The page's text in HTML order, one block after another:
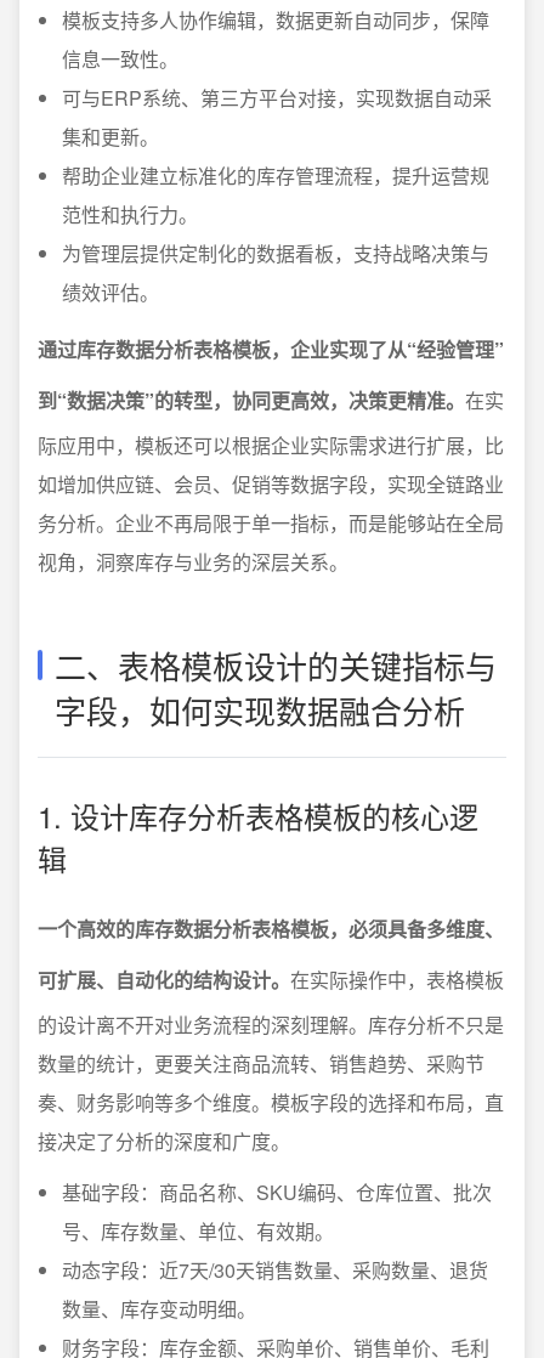
模板支持多人协作编辑，数据更新自动同步，保障
信息一致性。
可与ERP系统、第三方平台对接，实现数据自动采
集和更新。
帮助企业建立标准化的库存管理流程，提升运营规
范性和执行力。
为管理层提供定制化的数据看板，支持战略决策与
绩效评估。
通过库存数据分析表格模板，企业实现了从“经验管理”
到“数据决策”的转型，协同更高效，决策更精准。 在实
际应用中，模板还可以根据企业实际需求进行扩展，比
如增加供应链、会员、促销等数据字段，实现全链路业
务分析。企业不再局限于单一指标，而是能够站在全局
视角，洞察库存与业务的深层关系。
二、表格模板设计的关键指标与
字段，如何实现数据融合分析
1. 设计库存分析表格模板的核心逻
辑
一个高效的库存数据分析表格模板，必须具备多维度、
可扩展、自动化的结构设计。 在实际操作中，表格模板
的设计离不开对业务流程的深刻理解。库存分析不只是
数量的统计，更要关注商品流转、销售趋势、采购节
奏、财务影响等多个维度。模板字段的选择和布局，直
接决定了分析的深度和广度。
基础字段：商品名称、SKU编码、仓库位置、批次
号、库存数量、单位、有效期。
动态字段：近7天/30天销售数量、采购数量、退货
数量、库存变动明细。
财务字段：库存金额、采购单价、销售单价、毛利